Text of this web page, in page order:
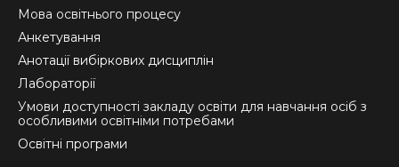
Мова освітнього процесу
Анкетування
Анотації вибіркових дисциплін
Лабораторії
Умови доступності закладу освіти для навчання осіб з
особливими освітніми потребами
Освітні програми